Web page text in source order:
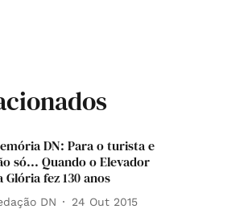
DN: Para o turista e
só... Quando o Elevador
Glória fez 130 anos
DN 24 Out 2015